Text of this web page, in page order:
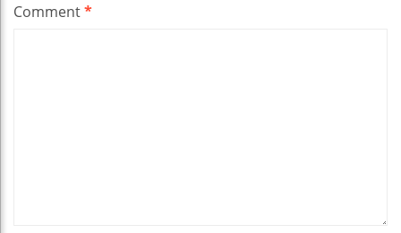
Comment*